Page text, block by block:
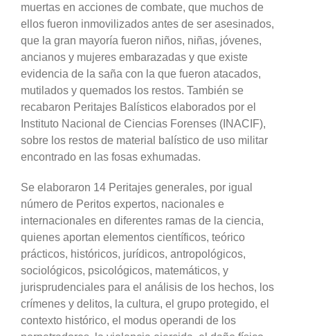
muertas en acciones de combate, que muchos de
ellos fueron inmovilizados antes de ser asesinados,
que la gran mayoría fueron niños, niñas, jóvenes,
ancianos y mujeres embarazadas y que existe
evidencia de la saña con la que fueron atacados,
mutilados y quemados los restos. También se
recabaron Peritajes Balísticos elaborados por el
Instituto Nacional de Ciencias Forenses (INACIF),
sobre los restos de material balístico de uso militar
encontrado en las fosas exhumadas.
Se elaboraron 14 Peritajes generales, por igual
número de Peritos expertos, nacionales e
internacionales en diferentes ramas de la ciencia,
quienes aportan elementos científicos, teórico
prácticos, históricos, jurídicos, antropológicos,
sociológicos, psicológicos, matemáticos, y
jurisprudenciales para el análisis de los hechos, los
crímenes y delitos, la cultura, el grupo protegido, el
contexto histórico, el modus operandi de los